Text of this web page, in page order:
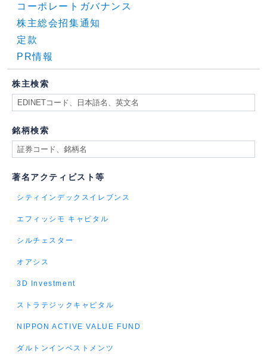
コーポレートガバナンス
株主総会招集通知
定款
PR情報
株主検索
銘柄検索
著名アクティビスト等
シティインデックスイレブンス
エフィッシモ キャピタル
シルチェスター
オアシス
3D Investment
ストラテジックキャピタル
NIPPON ACTIVE VALUE FUND
ダルトンインベストメンツ